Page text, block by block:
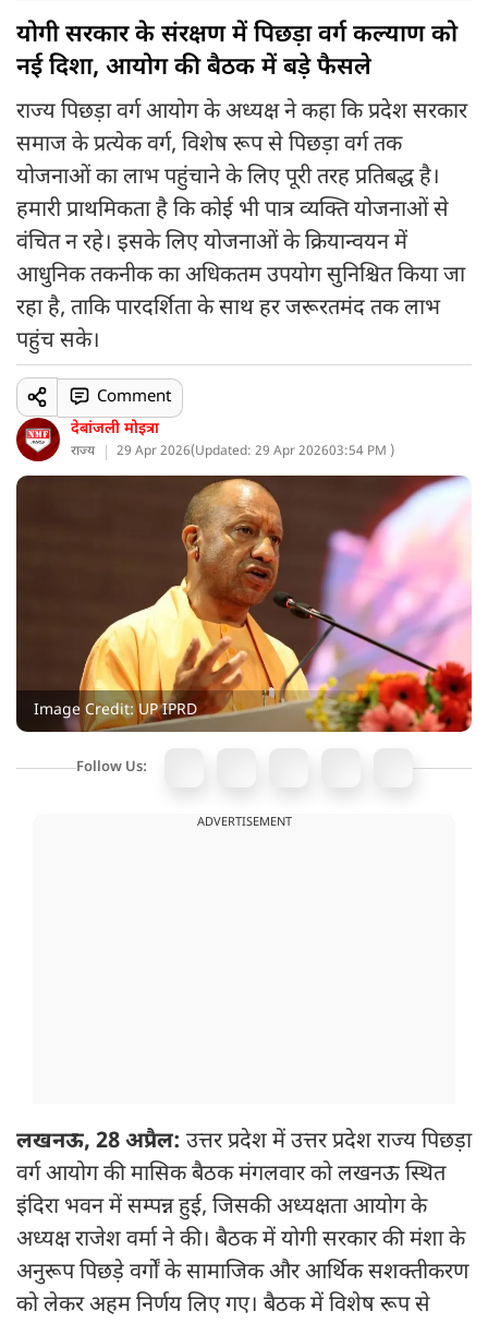
योगी सरकार के संरक्षण में पिछड़ा वर्ग कल्याण को
नई दिशा, आयोग की बैठक में बड़े फैसले
राज्य पिछड़ा वर्ग आयोग के अध्यक्ष ने कहा कि प्रदेश सरकार
समाज के प्रत्येक वर्ग, विशेष रूप से पिछड़ा वर्ग तक
योजनाओं का लाभ पहुंचाने के लिए पूरी तरह प्रतिबद्ध है।
हमारी प्राथमिकता है कि कोई भी पात्र व्यक्ति योजनाओं से
वंचित न रहे। इसके लिए योजनाओं के क्रियान्वयन में
आधुनिक तकनीक का अधिकतम उपयोग सुनिश्चित किया जा
रहा है, ताकि पारदर्शिता के साथ हर जरूरतमंद तक लाभ
पहुंच सके।
देबांजली मोइत्रा
राज्य 29 Apr 2026(Updated: 29 Apr 202603:54 PM )
Comment
Image Credit: UP IPRD
Follow Us:
ADVERTISEMENT
लखनऊ, 28 अप्रैल: उत्तर प्रदेश में उत्तर प्रदेश राज्य पिछड़ा
वर्ग आयोग की मासिक बैठक मंगलवार को लखनऊ स्थित
इंदिरा भवन में सम्पन्न हुई, जिसकी अध्यक्षता आयोग के
अध्यक्ष राजेश वर्मा ने की। बैठक में योगी सरकार की मंशा के
अनुरूप पिछड़े वर्गों के सामाजिक और आर्थिक सशक्तीकरण
को लेकर अहम निर्णय लिए गए। बैठक में विशेष रूप से